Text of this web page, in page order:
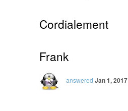
Cordialement
Frank
answered Jan 1, 2017